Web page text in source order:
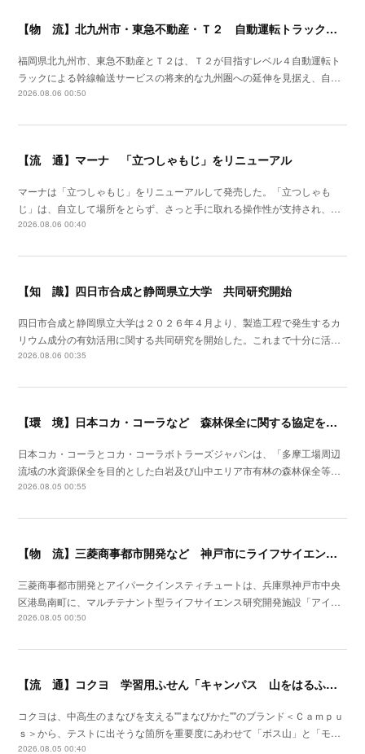
【物 流】北九州市・東急不動産・Ｔ２ 自動運転トラック拠点整備に向け官民連携
福岡県北九州市、東急不動産とＴ２は、Ｔ２が目指すレベル４自動運転ト
ラックによる幹線輸送サービスの将来的な九州圏への延伸を見据え、自…
2026.08.06 00:50
【流 通】マーナ 「立つしゃもじ」をリニューアル
マーナは「立つしゃもじ」をリニューアルして発売した。「立つしゃも
じ」は、自立して場所をとらず、さっと手に取れる操作性が支持され、…
2026.08.06 00:40
【知 識】四日市合成と静岡県立大学 共同研究開始
四日市合成と静岡県立大学は２０２６年４月より、製造工程で発生するカ
リウム成分の有効活用に関する共同研究を開始した。これまで十分に活…
2026.08.06 00:35
【環 境】日本コカ・コーラなど 森林保全に関する協定を埼玉県飯能市と締結
日本コカ・コーラとコカ・コーラボトラーズジャパンは、「多摩工場周辺
流域の水資源保全を目的とした白岩及び山中エリア市有林の森林保全等…
2026.08.05 00:55
【物 流】三菱商事都市開発など 神戸市にライフサイエンス研究開発施設を着工
三菱商事都市開発とアイパークインスティチュートは、兵庫県神戸市中央
区港島南町に、マルチテナント型ライフサイエンス研究開発施設「アイ…
2026.08.05 00:50
【流 通】コクヨ 学習用ふせん「キャンパス 山をはるふせん」発売
コクヨは、中高生のまなびを支える""まなびかた""のブランド＜Ｃａｍｐｕ
ｓ＞から、テストに出そうな箇所を重要度にあわせて「ボス山」と「モ…
2026.08.05 00:40